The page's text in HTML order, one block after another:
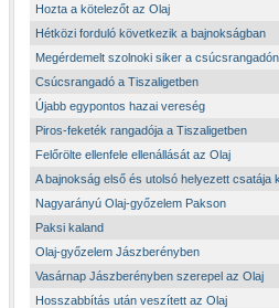
Hozta a kötelezőt az Olaj
Hétközi forduló következik a bajnokságban
Megérdemelt szolnoki siker a csúcsrangadón
Csúcsrangadó a Tiszaligetben
Újabb egypontos hazai vereség
Piros-feketék rangadója a Tiszaligetben
Felőrölte ellenfele ellenállását az Olaj
A bajnokság első és utolsó helyezett csatája
Nagyarányú Olaj-győzelem Pakson
Paksi kaland
Olaj-győzelem Jászberényben
Vasárnap Jászberényben szerepel az Olaj
Hosszabbítás után veszített az Olaj